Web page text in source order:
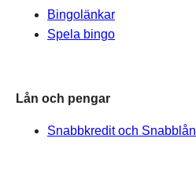
Bingolänkar
Spela bingo
Lån och pengar
Snabbkredit och Snabblån